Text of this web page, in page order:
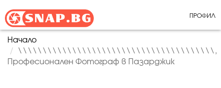
ПРОФИЛ
Начало
\\\\\\\\\\\\\\\\\\\\\\\\\\\\\\\\\\\\\\\\,
Професионален Фотограф в Пазарджик